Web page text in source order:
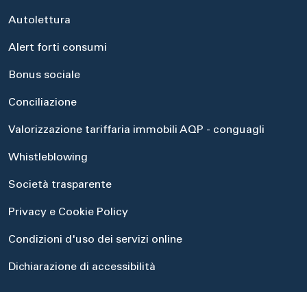
Autolettura
Alert forti consumi
Bonus sociale
Conciliazione
Valorizzazione tariffaria immobili AQP - conguagli
Whistleblowing
Società trasparente
Privacy e Cookie Policy
Condizioni d'uso dei servizi online
Dichiarazione di accessibilità